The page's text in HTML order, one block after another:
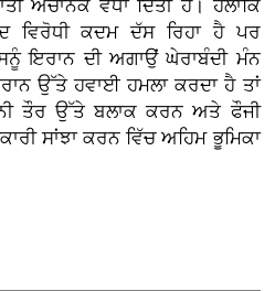
ਅਚਾਨਕ ਵਧਾ ਦਿੱਤੀ ਹੈ। ਹਲਾਂਕਿ
ਵਿਰੋਧੀ ਕਦਮ ਦੱਸ ਰਿਹਾ ਹੈ ਪਰ
ਇਰਾਨ ਦੀ ਅਗਾਉਂ ਘੇਰਾਬੰਦੀ ਮੰਨ
ਉੱਤੇ ਹਵਾਈ ਹਮਲਾ ਕਰਦਾ ਹੈ ਤਾਂ
ਤੌਰ ਉੱਤੇ ਬਲਾਕ ਕਰਨ ਅਤੇ ਫੌਜੀ
ਸਾਂਝਾ ਕਰਨ ਵਿੱਚ ਅਹਿਮ ਭੂਮਿਕਾ